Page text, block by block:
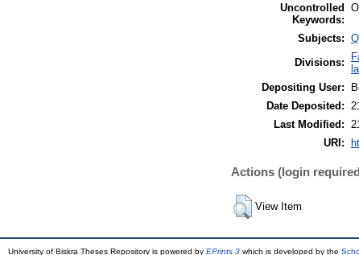
Uncontrolled
Keywords:
Subjects:
Divisions:
Depositing User:
Date Deposited:
Last Modified:
URI:
Actions (login
View Item
University of Biskra Theses Repository is powered by EPrints 3 which is developed by the